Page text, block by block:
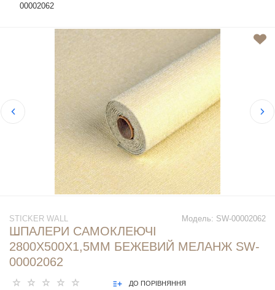
00002062
Модель: SW-00002062
STICKER WALL
ШПАЛЕРИ САМОКЛЕЮЧІ
2800Х500Х1,5ММ БЕЖЕВИЙ МЕЛАНЖ SW-
00002062
ДО ПОРІВНЯННЯ